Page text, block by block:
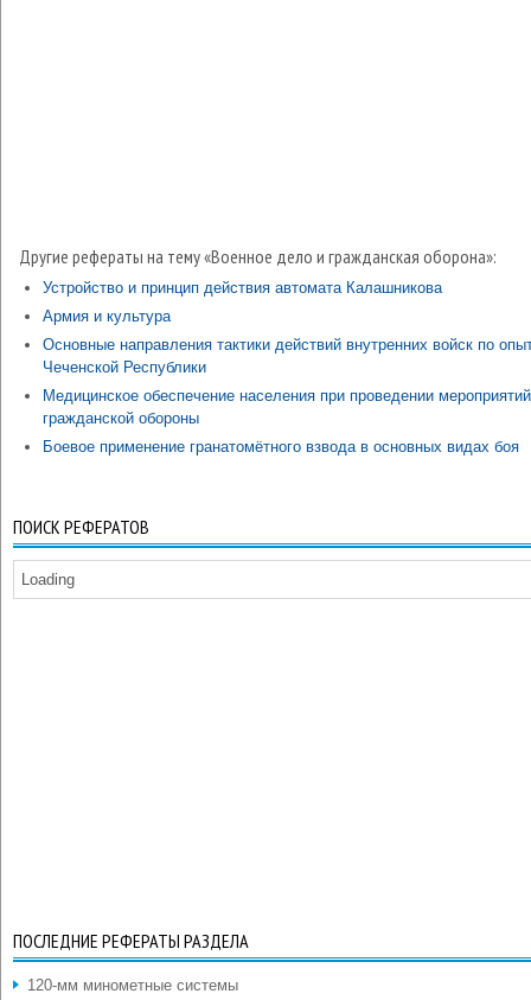
Другие рефераты на тему «Военное дело и гражданская оборона»:
Устройство и принцип действия автомата Калашникова
Армия и культура
Основные направления тактики действий внутренних войск по
Чеченской Республики
Медицинское обеспечение населения при проведении мероприятий
гражданской обороны
Боевое применение гранатомётного взвода в основных видах боя
ПОИСК РЕФЕРАТОВ
Loading
ПОСЛЕДНИЕ РЕФЕРАТЫ РАЗДЕЛА
120-мм минометные системы